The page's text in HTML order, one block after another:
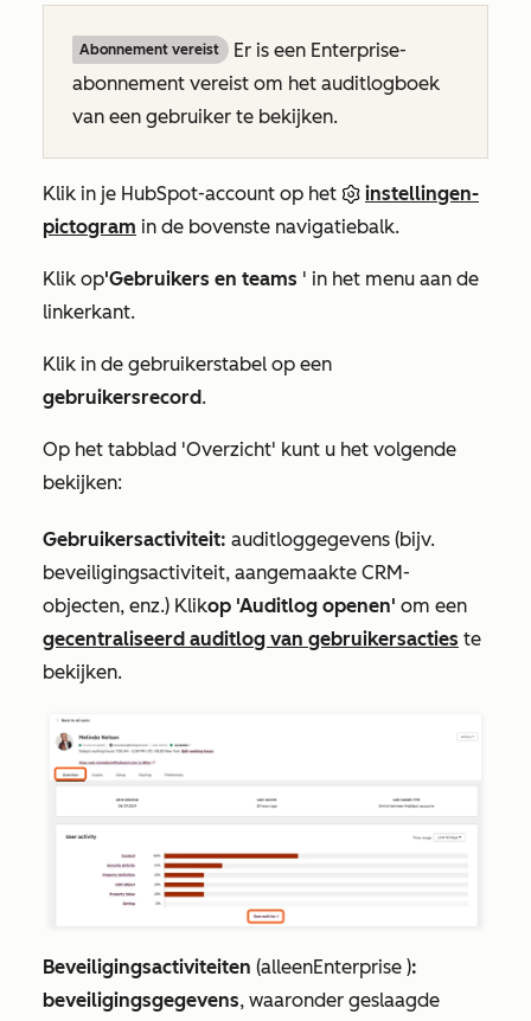
Abonnement vereist Er is een Enterprise-
abonnement vereist om het auditlogboek
van een gebruiker te bekijken.
Klik in je HubSpot-account op het
instellingen-
pictogram in de bovenste navigatiebalk.
Klik op'Gebruikers en teams ' in het menu aan de
linkerkant.
Klik in de gebruikerstabel op een
gebruikersrecord.
Op het tabblad 'Overzicht' kunt u het volgende
bekijken:
Gebruikersactiviteit: auditloggegevens (bijv.
beveiligingsactiviteit, aangemaakte CRM-
objecten, enz.) Klikop 'Auditlog openen' om een
gecentraliseerd auditlog van gebruikersacties te
bekijken.
Beveiligingsactiviteiten (alleenEnterprise ):
beveiligingsgegevens, waaronder geslaagde